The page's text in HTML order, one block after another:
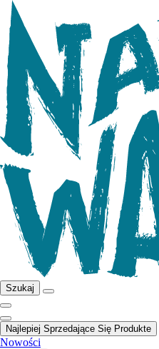
Szukaj
Najlepiej Sprzedające Się Produkte
Nowości